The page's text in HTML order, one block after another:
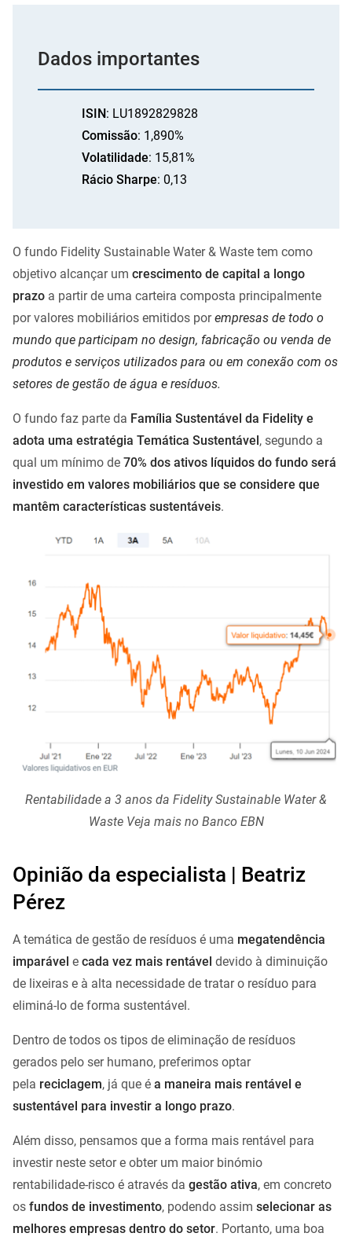
Dados importantes
ISIN: LU1892829828
Comissão: 1,890%
Volatilidade: 15,81%
Rácio Sharpe: 0,13
O fundo Fidelity Sustainable Water & Waste tem como
objetivo alcançar um crescimento de capital a longo
prazo a partir de uma carteira composta principalmente
por valores mobiliários emitidos porempresas de todo o
mundo que participam no design, fabricação ou venda de
produtos e serviços utilizados para ou em conexão com os
setores de gestão de água e resíduos.
O fundo faz parte da Família Sustentável da Fidelity e
adota uma estratégia Temática Sustentável , segundo a
qual um mínimo de 70% dos ativos líquidos do fundo será
investido em valores mobiliários que se considere que
mantêm características sustentáveis.
Rentabilidade a 3 anos da Fidelity Sustainable Water &
Waste Veja mais no Banco EBN
Opinião da especialista | Beatriz
Pérez
A temática de gestão de resíduos é uma megatendência
imparável e cada vez mais rentável devido à diminuição
de lixeiras e à alta necessidade de tratar o resíduo para
eliminá-lo de forma sustentável.
Dentro de todos os tipos de eliminação de resíduos
gerados pelo ser humano, preferimos optar
pela reciclagem, já que é a maneira mais rentável e
sustentável para investir a longo prazo.
Além disso, pensamos que a forma mais rentável para
investir neste setor e obter um maior binómio
rentabilidade-risco é através da gestão ativa, em concreto
os fundos de investimento, podendo assim selecionar as
melhores empresas dentro do setor. Portanto, uma boa